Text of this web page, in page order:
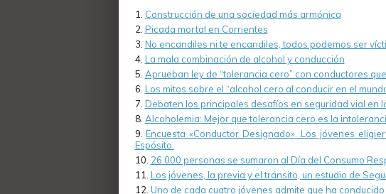
Construcción de una sociedad más armónica
Picada mortal en Corrientes
No encandiles ni te encandiles, todos podemos ser
La mala combinación de alcohol y conducción
Aprueban ley de “tolerancia cero” con conductores
Los mitos sobre el “alcohol cero al conducir en el
Debaten los principales desafíos en seguridad vial en
Alcoholemia: Mejor que tolerancia cero es la
Encuesta «Conductor Designado». Los jóvenes
Espósito.
26.000 personas se sumaron al Día del Consumo
Los jóvenes, la previa y el tránsito, un estudio de
Uno de cada cuatro jóvenes admite que ha